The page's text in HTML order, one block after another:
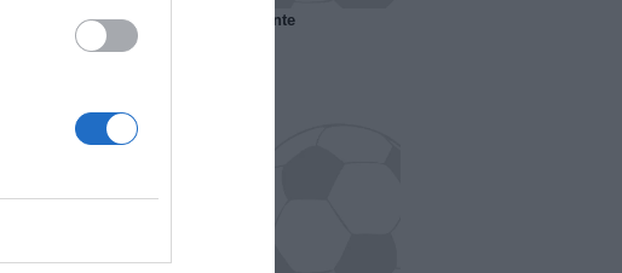
Francia, il Marsiglia senza presidente